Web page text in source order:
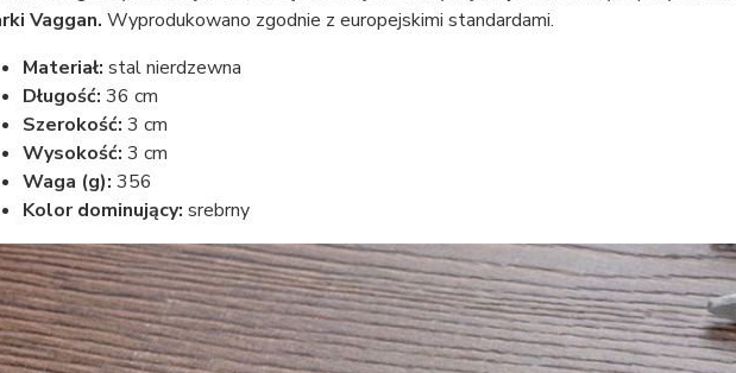
Vaggan. Wyprodukowano zgodnie z europejskimi standardami.
Materiał: stal nierdzewna
Długość: 36 cm
Szerokość: 3 cm
Wysokość: 3 cm
Waga (g): 356
Kolor dominujący: srebrny